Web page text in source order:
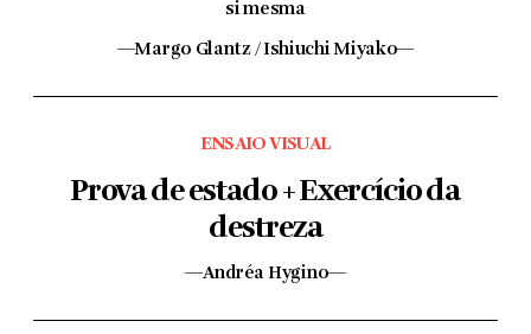
si mesma
—Margo Glantz / Ishiuchi Miyako—
ENSAIO VISUAL
Prova de estado + Exercício da
destreza
—Andréa Hygino—